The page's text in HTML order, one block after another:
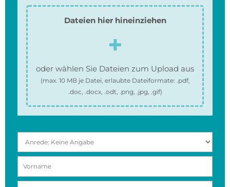
Dateien hier hineinziehen
oder wählen Sie Dateien zum Upload aus
(max. 10 MBje Datei, erlaubte Dateiformate: .pdf,
.doc, .docx, .odt, .png, .jpg, .gif)